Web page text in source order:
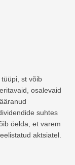
st võib
osalevaid
suhtes
öelda, et varem
aktsiatel.